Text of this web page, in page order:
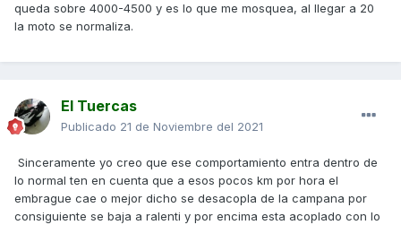
queda sobre 4000-4500 y es lo que me mosquea, al llegar a 20
la moto se normaliza.
El Tuercas
Publicado 21 de Noviembre del 2021
Sinceramente yo creo que ese comportamiento entra dentro de
lo normal ten en cuenta que a esos pocos km por hora el
embrague cae o mejor dicho se desacopla de la campana por
consiguiente se baja a ralenti y por encima esta acoplado con lo